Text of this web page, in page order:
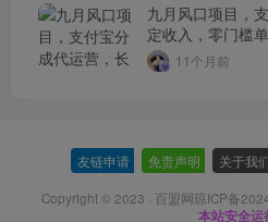
九月风口项目，
定收入，零门槛
11个月前
友链申请 免责声明 关于我
Copyright © 2023 · 百盟网琼ICP备
本站安全运